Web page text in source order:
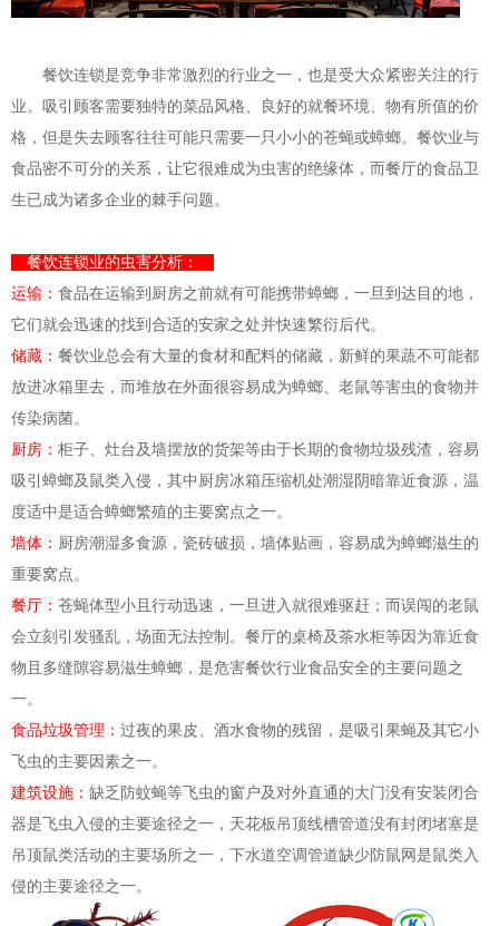
餐饮连锁是竞争非常激烈的行业之一，也是受大众紧密关注的行
业。吸引顾客需要独特的菜品风格、良好的就餐环境、物有所值的价
格，但是失去顾客往往可能只需要一只小小的苍蝇或蟑螂。餐饮业与
食品密不可分的关系，让它很难成为虫害的绝缘体，而餐厅的食品卫
生已成为诸多企业的棘手问题。
餐饮连锁业的虫害分析：
运输： 食品在运输到厨房之前就有可能携带蟑螂，一旦到达目的地，
它们就会迅速的找到合适的安家之处并快速繁衍后代。
储藏： 餐饮业总会有大量的食材和配料的储藏，新鲜的果蔬不可能都
放进冰箱里去，而堆放在外面很容易成为蟑螂、老鼠等害虫的食物并
传染病菌。
厨房： 柜子、灶台及墙摆放的货架等由于长期的食物垃圾残渣，容易
吸引蟑螂及鼠类入侵，其中厨房冰箱压缩机处潮湿阴暗靠近食源，温
度适中是适合蟑螂繁殖的主要窝点之一。
墙体： 厨房潮湿多食源，瓷砖破损，墙体贴画，容易成为蟑螂滋生的
重要窝点。
餐厅： 苍蝇体型小且行动迅速，一旦进入就很难驱赶；而误闯的老鼠
会立刻引发骚乱，场面无法控制 。餐厅的桌椅及茶水柜等因为靠近食
物且多缝隙容易滋生蟑螂，是危害餐饮行业食品安全的主要问题之
一。
食品垃圾管理： 过夜的果皮、酒水食物的残留，是吸引果蝇及其它小
飞虫的主要因素之一。
建筑设施： 缺乏防蚊蝇等飞虫的窗户及对外直通的大门没有安装闭合
器是飞虫入侵的主要途径之一，天花板吊顶线槽管道没有封闭堵塞是
吊顶鼠类活动的主要场所之一，下水道空调管道缺少防鼠网是鼠类入
侵的主要途径之一。